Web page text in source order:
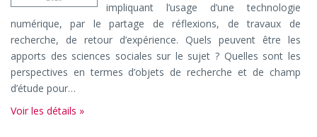
impliquant l’usage d’une technologie
numérique, par le partage de réflexions, de travaux de
recherche, de retour d’expérience. Quels peuvent être les
apports des sciences sociales sur le sujet ? Quelles sont les
perspectives en termes d’objets de recherche et de champ
d’étude pour…
Voir les détails »